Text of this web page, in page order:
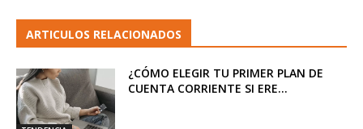
ARTICULOS RELACIONADOS
¿CÓMO ELEGIR TU PRIMER PLAN DE
CUENTA CORRIENTE SI ERE...